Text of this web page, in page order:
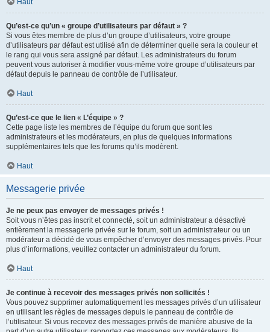
Haut
Qu’est-ce qu’un « groupe d’utilisateurs par défaut » ?
Si vous êtes membre de plus d’un groupe d’utilisateurs, votre groupe
d’utilisateurs par défaut est utilisé afin de déterminer quelle sera la couleur et
le rang qui vous sera assigné par défaut. Les administrateurs du forum
peuvent vous autoriser à modifier vous-même votre groupe d’utilisateurs par
défaut depuis le panneau de contrôle de l’utilisateur.
Haut
Qu’est-ce que le lien « L’équipe » ?
Cette page liste les membres de l’équipe du forum que sont les
administrateurs et les modérateurs, en plus de quelques informations
supplémentaires tels que les forums qu’ils modèrent.
Haut
Messagerie privée
Je ne peux pas envoyer de messages privés !
Soit vous n’êtes pas inscrit et connecté, soit un administrateur a désactivé
entièrement la messagerie privée sur le forum, soit un administrateur ou un
modérateur a décidé de vous empêcher d’envoyer des messages privés. Pour
plus d’informations, veuillez contacter un administrateur du forum.
Haut
Je continue à recevoir des messages privés non sollicités !
Vous pouvez supprimer automatiquement les messages privés d’un utilisateur
en utilisant les règles de messages depuis le panneau de contrôle de
l’utilisateur. Si vous recevez des messages privés de manière abusive de la